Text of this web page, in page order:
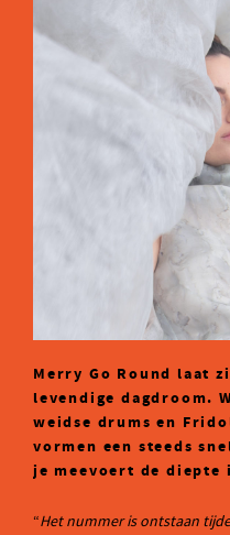
Merry Go Round laat
levendige dagdroom.
weidse drums en
vormen een steeds
je meevoert de diepte
“Het nummer is ontstaan